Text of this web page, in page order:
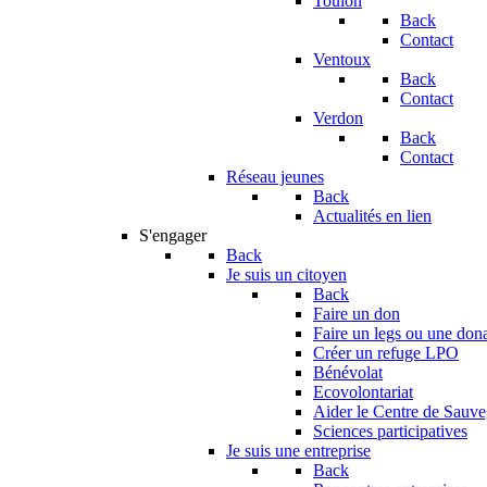
Back
Contact
Ventoux
Back
Contact
Verdon
Back
Contact
Réseau jeunes
Back
Actualités en lien
S'engager
Back
Je suis un citoyen
Back
Faire un don
Faire un legs ou une
Créer un refuge LPO
Bénévolat
Ecovolontariat
Aider le Centre de
Sciences participatives
Je suis une entreprise
Back